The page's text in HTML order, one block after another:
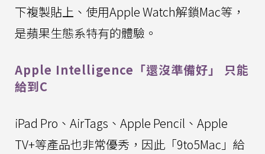
下複製貼上、使用Apple Watch解鎖Mac等，
是蘋果生態系特有的體驗。
Apple Intelligence「還沒準備好」 只能
給到C
iPad Pro、AirTags、Apple Pencil、Apple
TV+等產品也非常優秀，因此「9to5Mac」給